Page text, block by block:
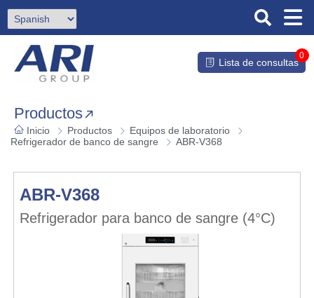
Lista de consultas
0
Productos
Inicio Productos
Equipos de laboratorio
Refrigerador de banco de sangre
ABR-V368
ABR-V368
Refrigerador para banco de sangre (4°C)